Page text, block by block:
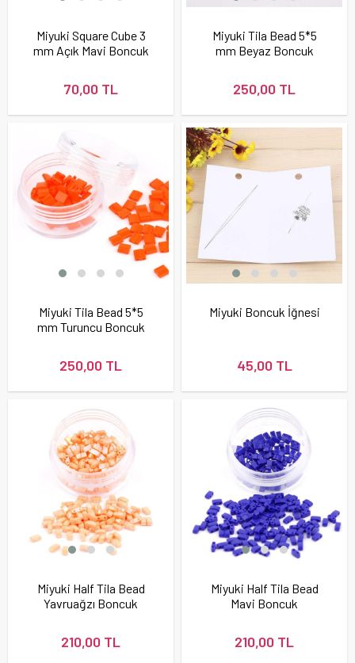
Miyuki Square Cube 3
mm Açık Mavi Boncuk
70,00 TL
Miyuki Tila Bead 5*5
mm Beyaz Boncuk
250,00 TL
Miyuki Tila Bead 5*5
mm Turuncu Boncuk
250,00 TL
Miyuki Boncuk İğnesi
45,00 TL
Miyuki Half Tila Bead
Yavruağzı Boncuk
210,00 TL
Miyuki Half Tila Bead
Mavi Boncuk
210,00 TL